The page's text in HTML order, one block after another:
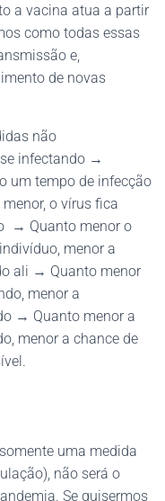
a vacina atua a partir
como todas essas
e,
de novas
não
infectando →
um tempo de infecção
o vírus fica
→ Quanto menor o
menor a
ali → Quanto menor
menor a
→ Quanto menor a
menor a chance de
uma medida
não será o
Se quisermos